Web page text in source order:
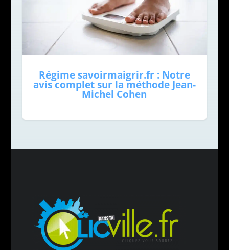
Régime savoirmaigrir.fr : Notre
avis complet sur la méthode Jean-
Michel Cohen